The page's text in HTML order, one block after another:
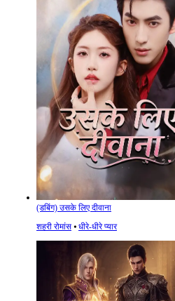
(डबिंग) उसके लिए दीवाना
शहरी रोमांस ⦁ धीरे-धीरे प्यार